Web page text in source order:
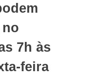
7h às
feira